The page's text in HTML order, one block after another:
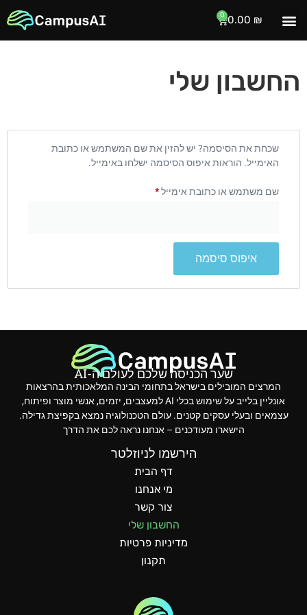
0.00 ₪
0
החשבון שלי
שכחת את הסיסמה? יש להזין את שם המשתמש או כתובת
האימייל. הוראות איפוס הסיסמה ישלחו באימייל.
שם משתמש או כתובת אימייל*
איפוס סיסמה
שער הכניסה שלכם לעולם ה-AI
המרצים המובילים בישראל בתחומי הבינה המלאכותית בהרצאות
אונליין בלייב על שימוש בכלי AI למעצבים, יזמים, אנשי מוצר ופיתוח,
עצמאים ובעלי עסקים קטנים. עולם הטכנולוגיה נמצא בקפיצת גדילה.
הישארו מעודכנים – אנחנו נראה לכם את הדרך
הירשמו לניוזלטר
דף הבית
מי אנחנו
צור קשר
החשבון שלי
מדיניות פרטיות
תקנון